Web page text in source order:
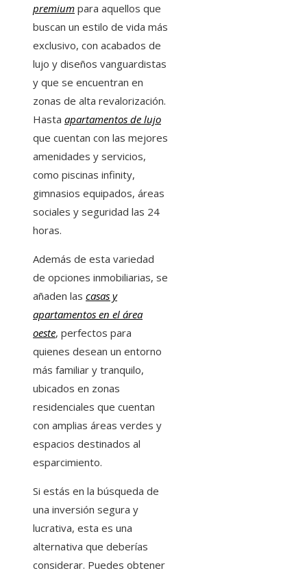
premium para aquellos que
buscan un estilo de vida más
exclusivo, con acabados de
lujo y diseños vanguardistas
y que se encuentran en
zonas de alta revalorización.
Hasta apartamentos de lujo
que cuentan con las mejores
amenidades y servicios,
como piscinas infinity,
gimnasios equipados, áreas
sociales y seguridad las 24
horas.
Además de esta variedad
de opciones inmobiliarias, se
añaden las casas y
apartamentos en el área
oeste, perfectos para
quienes desean un entorno
más familiar y tranquilo,
ubicados en zonas
residenciales que cuentan
con amplias áreas verdes y
espacios destinados al
esparcimiento.
Si estás en la búsqueda de
una inversión segura y
lucrativa, esta es una
alternativa que deberías
considerar. Puedes obtener